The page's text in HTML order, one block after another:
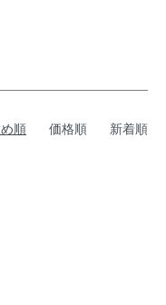
順 価格順 新着順